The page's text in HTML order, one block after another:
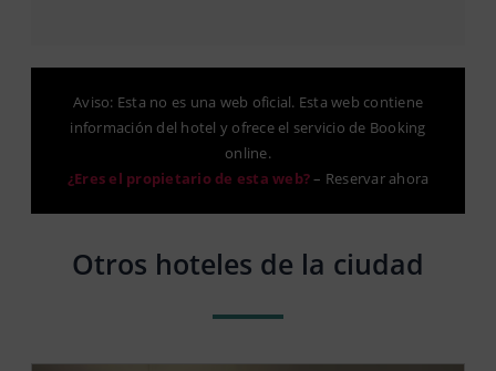
Aviso: Esta no es una web oficial. Esta web contiene
información del hotel y ofrece el servicio de Booking
online.
¿Eres el propietario de esta web?– Reservar ahora
Otros hoteles de la ciudad